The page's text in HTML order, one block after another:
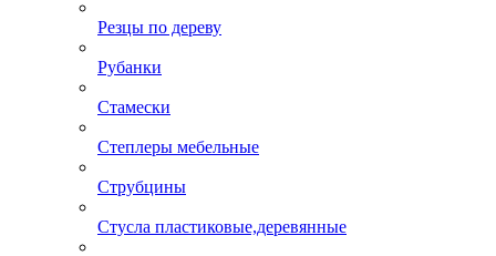
Резцы по дереву
Рубанки
Стамески
Степлеры мебельные
Струбцины
Стусла пластиковые,деревянные